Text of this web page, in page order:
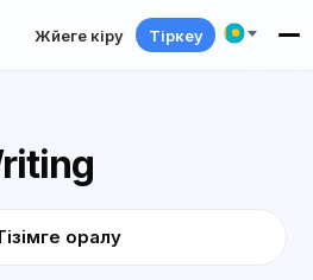
Жүйеге кіру Тіркеу
оралу